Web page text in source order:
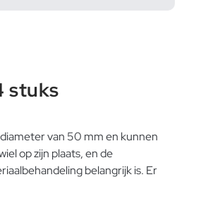
stuks
van 50 mm en kunnen
op zijn plaats, en de
belangrijk is. Er